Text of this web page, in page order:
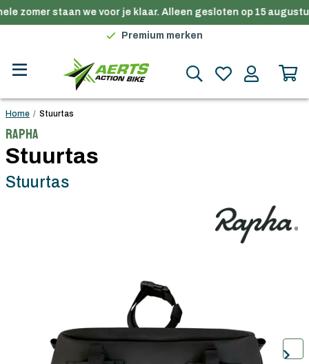
zomer staan we voor je klaar. Alleen gesloten op 15
Gratis verzending in België vanaf €100
Premium merken
Gratis verzending in België vanaf €100
Home / Stuurtas
Rapha
Stuurtas
Stuurtas